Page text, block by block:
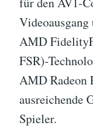
AMD
FSR)-
AMD Radeon
ausreichende
Spieler.